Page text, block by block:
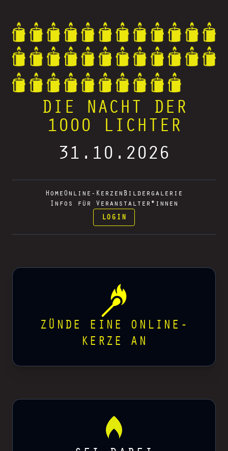
DIE NACHT DER
1000 LICHTER
31.10.2026
Home Online-Kerzen Bildergalerie
Infos für Veranstalter*innen
LOGIN
ZÜNDE EINE ONLINE-
KERZE AN